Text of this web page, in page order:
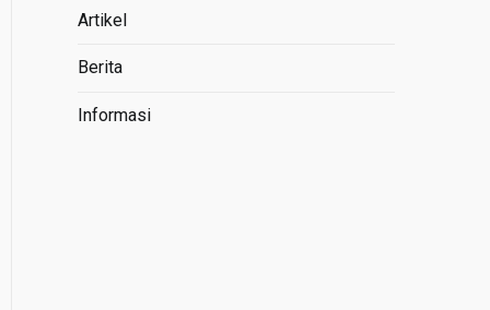
Artikel
Berita
Informasi